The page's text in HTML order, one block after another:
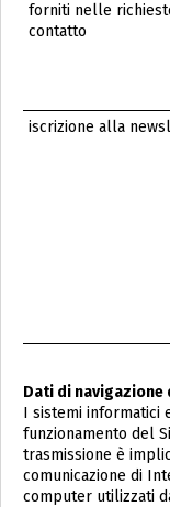
forniti nelle
contatto
iscrizione alla
Dati di navigazione
I sistemi informatici
funzionamento del
trasmissione è
comunicazione di
computer utilizzati